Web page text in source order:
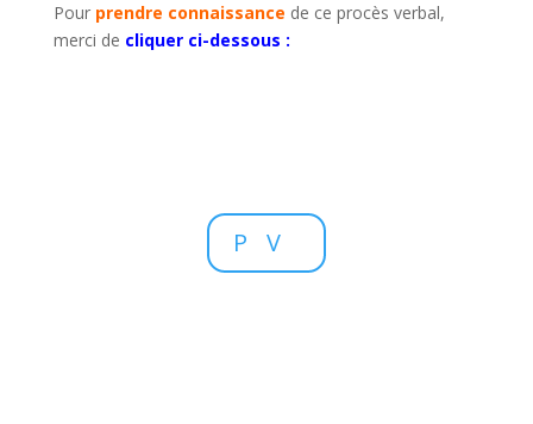
Pour prendre connaissance de ce procès verbal,
merci de cliquer ci-dessous :
PV